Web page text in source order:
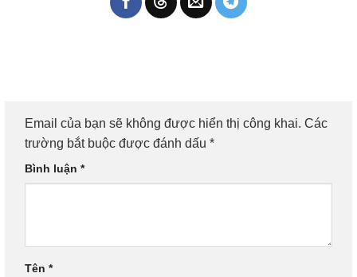
Email của bạn sẽ không được hiển thị công khai. Các
trường bắt buộc được đánh dấu *
Bình luận *
Tên *